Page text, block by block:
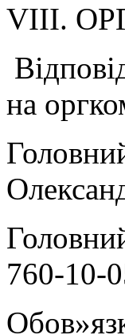
VІІІ.
на
760-10-